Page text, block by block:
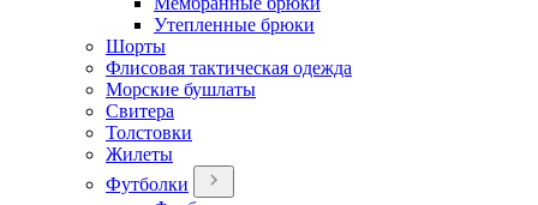
Утепленные брюки
Шорты
Флисовая тактическая одежда
Морские бушлаты
Свитера
Толстовки
Жилеты
Футболки